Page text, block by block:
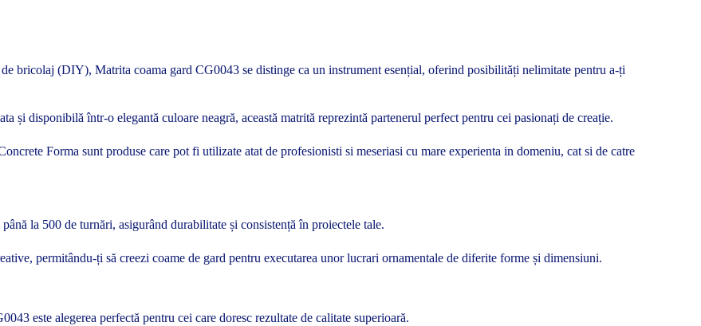
bricolaj (DIY), Matrita coama gard CG0043 se distinge ca un instrument esențial, oferind posibilități nelimitate pentru a-ți
și disponibilă într-o elegantă culoare neagră, această matrită reprezintă partenerul perfect pentru cei pasionați de creație.
Forma sunt produse care pot fi utilizate atat de profesionisti si meseriasi cu mare experienta in domeniu, cat si de catre
la 500 de turnări, asigurând durabilitate și consistență în proiectele tale.
permitându-ți să creezi coame de gard pentru executarea unor lucrari ornamentale de diferite forme și dimensiuni.
este alegerea perfectă pentru cei care doresc rezultate de calitate superioară.